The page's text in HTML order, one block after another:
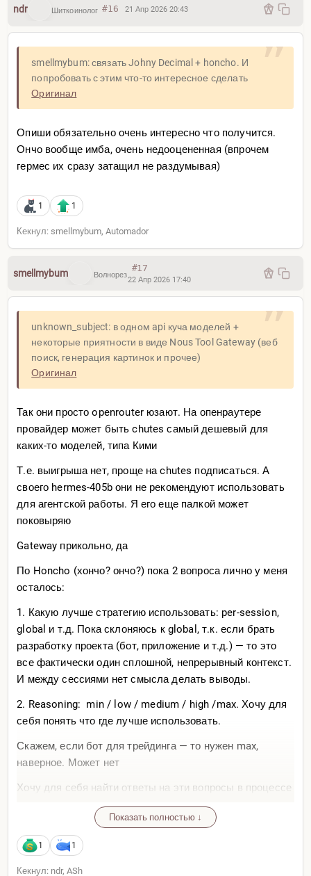
ndr Шиткоинолог #16 21 Апр 2026 20:43
smellmybum: связать Johny Decimal + honcho. И
попробовать с этим что-то интересное сделать
Оригинал
Опиши обязательно очень интересно что получится.
Ончо вообще имба, очень недооцененная (впрочем
гермес их сразу затащил не раздумывая)
1 1
Кекнул: smellmybum, Automador
smellmybum Волнорез
#17
22 Апр 2026 17:40
unknown_subject: в одном api куча моделей +
некоторые приятности в виде Nous Tool Gateway (веб
поиск, генерация картинок и прочее)
Оригинал
Так они просто openrouter юзают. На опенраутере
провайдер может быть chutes самый дешевый для
каких-то моделей, типа Кими
Т.е. выигрыша нет, проще на chutes подписаться. А
своего hermes-405b они не рекомендуют использовать
для агентской работы. Я его еще палкой может
поковыряю
Gateway прикольно, да
По Honcho (хончо? ончо?) пока 2 вопроса лично у меня
осталось:
1. Какую лучше стратегию использовать: per-session,
global и т.д. Пока склоняюсь к global, т.к. если брать
разработку проекта (бот, приложение и т.д.) — то это
все фактически один сплошной, непрерывный контекст.
И между сессиями нет смысла делать выводы.
2. Reasoning: min / low / medium / high /max. Хочу для
себя понять что где лучше использовать.
Скажем, если бот для трейдинга — то нужен max,
наверное. Может нет
Хочу для себя найти ответы на эти вопросы в процессе
ndr: Опиши обязательно очень интересно что
получится
Оригинал
Показать полностью ↓
1 1
Кекнул: ndr, ASh